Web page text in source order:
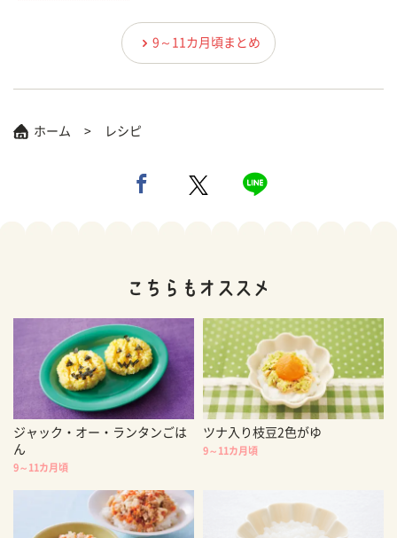
9～11カ月頃まとめ
ホーム レシピ
ジャック・オー・ランタンごは
ん
9～11カ月頃
ツナ入り枝豆2色がゆ
9～11カ月頃